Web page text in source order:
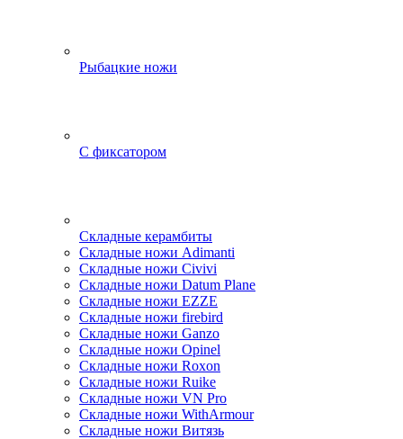
Рыбацкие ножи
С фиксатором
Складные керамбиты
Складные ножи Adimanti
Складные ножи Civivi
Складные ножи Datum Plane
Складные ножи EZZE
Складные ножи firebird
Складные ножи Ganzo
Складные ножи Opinel
Складные ножи Roxon
Складные ножи Ruike
Складные ножи VN Pro
Складные ножи WithArmour
Складные ножи Витязь